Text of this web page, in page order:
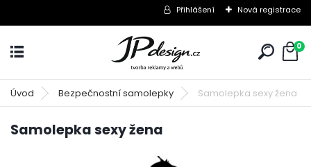
Přihlášení Nová registrace
0
Úvod Bezpečnostní samolepky Samolepka sexy žena
Samolepka sexy žena